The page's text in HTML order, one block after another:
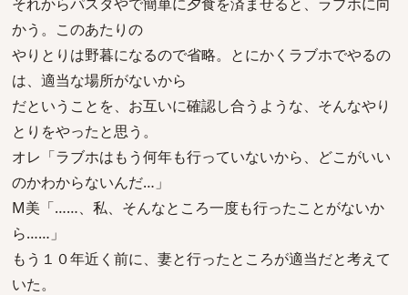
かう。このあたりの
やりとりは野暮になるので省略。とにかくラブホでやるの
は、適当な場所がないから
だということを、お互いに確認し合うような、そんなやり
とりをやったと思う。
オレ「ラブホはもう何年も行っていないから、どこがいい
のかわからないんだ…」
M美「……、私、そんなところ一度も行ったことがないか
ら……」
もう１０年近く前に、妻と行ったところが適当だと考えて
いた。